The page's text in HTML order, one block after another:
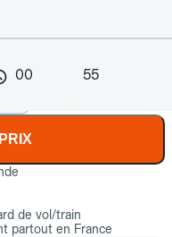
00 55
de vol/train
partout en France